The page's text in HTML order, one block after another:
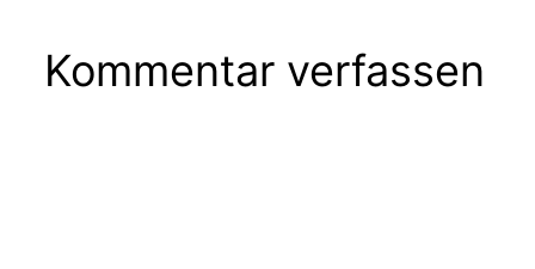
Kommentar verfassen